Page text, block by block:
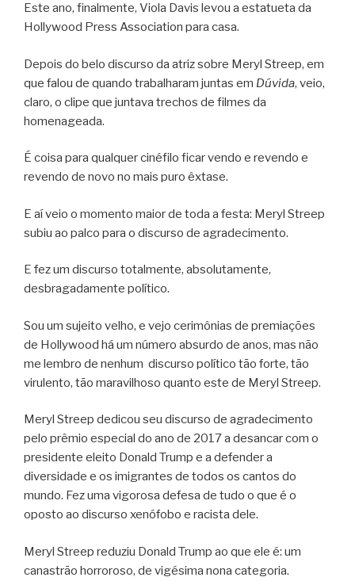
Este ano, finalmente, Viola Davis levou a estatueta da
Hollywood Press Association para casa.
Depois do belo discurso da atriz sobre Meryl Streep, em
que falou de quando trabalharam juntas em Dúvida, veio,
claro, o clipe que juntava trechos de filmes da
homenageada.
É coisa para qualquer cinéfilo ficar vendo e revendo e
revendo de novo no mais puro êxtase.
E aí veio o momento maior de toda a festa: Meryl Streep
subiu ao palco para o discurso de agradecimento.
E fez um discurso totalmente, absolutamente,
desbragadamente político.
Sou um sujeito velho, e vejo cerimônias de premiações
de Hollywood há um número absurdo de anos, mas não
me lembro de nenhum discurso político tão forte, tão
virulento, tão maravilhoso quanto este de Meryl Streep.
Meryl Streep dedicou seu discurso de agradecimento
pelo prêmio especial do ano de 2017 a desancar com o
presidente eleito Donald Trump e a defender a
diversidade e os imigrantes de todos os cantos do
mundo. Fez uma vigorosa defesa de tudo o que é o
oposto ao discurso xenófobo e racista dele.
Meryl Streep reduziu Donald Trump ao que ele é: um
canastrão horroroso, de vigésima nona categoria.